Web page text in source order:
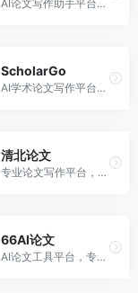
AI论文写作助手平台，提供智能化的学术写作支持。面向大学生和研究人员，支持多种学科论文生成，提供参考文献管理和格式规范服务，写作效率高。
ScholarGo
AI学术论文写作平台，专注于理工科领域的逻辑构建。面向理工科研究生和科研工作者，提供公式编辑、数据分析、论文结构优化等服务，理工科写作逻辑严谨。
清北论文
专业论文写作平台，依托高校学术资源。面向本科生和研究生，提供论文指导、写作辅助、查重检测等服务，学术规范性强，适合追求高质量论文的用户。
66AI论文
AI论文工具平台，专注于高质量低查重论文生成。面向大学生和研究生，提供论文写作、降重修改等服务，生成内容原创度高，查重率低。